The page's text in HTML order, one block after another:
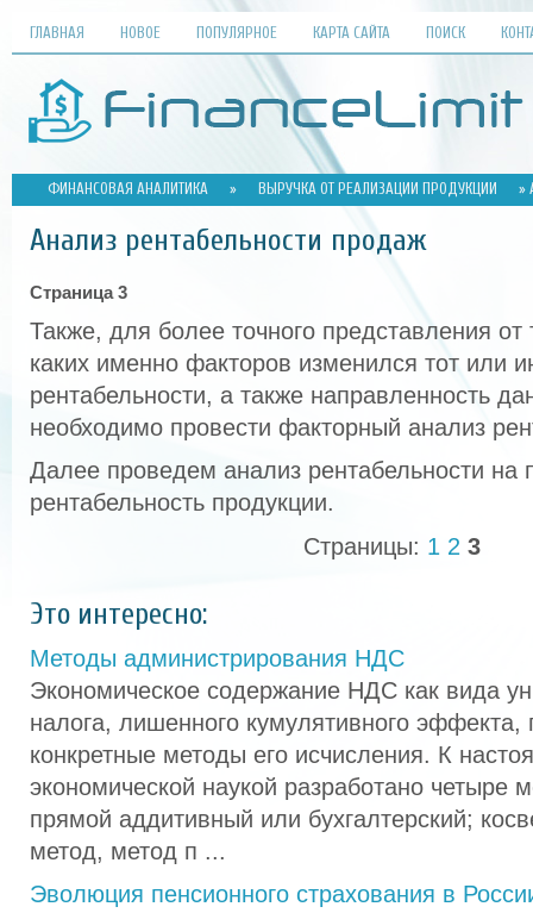
ГЛАВНАЯ НОВОЕ ПОПУЛЯРНОЕ КАРТА САЙТА ПОИСК
ФИНАНСОВАЯ АНАЛИТИКА » ВЫРУЧКА ОТ РЕАЛИЗАЦИИ ПРОДУКЦИИ »
Анализ рентабельности продаж
Страница 3
Также, для более точного представления
каких именно факторов изменился тот или
рентабельности, а также направленность
необходимо провести факторный анализ
Далее проведем анализ рентабельности на
рентабельность продукции.
Страницы: 1 2 3
Это интересно:
Методы администрирования НДС
Экономическое содержание НДС как вида
налога, лишенного кумулятивного эффекта,
конкретные методы его исчисления. К
экономической наукой разработано четыре
прямой аддитивный или бухгалтерский;
метод, метод п ...
Эволюция пенсионного страхования в